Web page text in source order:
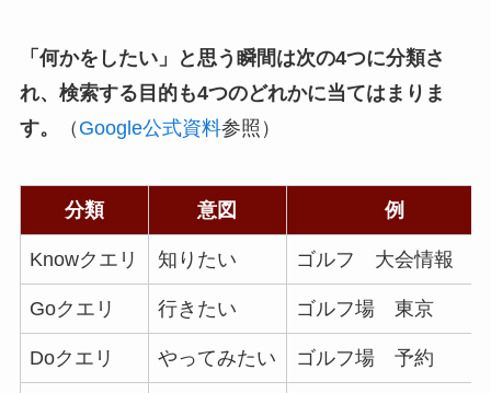
「何かをしたい」と思う瞬間は次の4つに分類さ
れ、検索する目的も4つのどれかに当てはまりま
す。
（ Google公式資料参照）
分類 意図 例
Knowクエリ 知りたい ゴルフ 大会情報
Goクエリ 行きたい ゴルフ場 東京
Doクエリ やってみたい ゴルフ場 予約